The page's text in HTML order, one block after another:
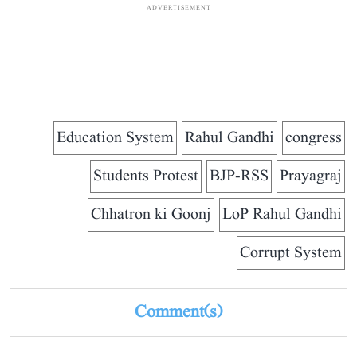
ADVERTISEMENT
congress
Rahul Gandhi
Education System
Prayagraj
BJP-RSS
Students Protest
LoP Rahul Gandhi
Chhatron ki Goonj
Corrupt System
Comment(s)